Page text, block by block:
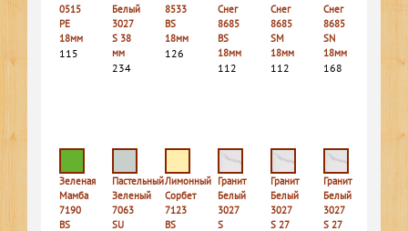
0515
PE
18мм
115
Белый
3027
S 38
мм
234
8533
BS
18мм
126
Снег
8685
BS
18мм
112
Снег
8685
SM
18мм
112
Снег
8685
SN
18мм
168
Зеленая
Мамба
7190
BS
Пастельный
Зеленый
7063
SU
Лимонный
Сорбет
7123
BS
Гранит
Белый
3027
S
Гранит
Белый
3027
S 27
Гранит
Белый
3027
S 27